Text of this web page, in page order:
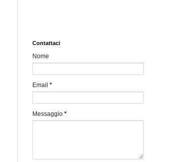
Contattaci
Nome
Email *
Messaggio *